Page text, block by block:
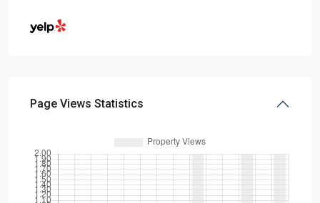
Page Views Statistics